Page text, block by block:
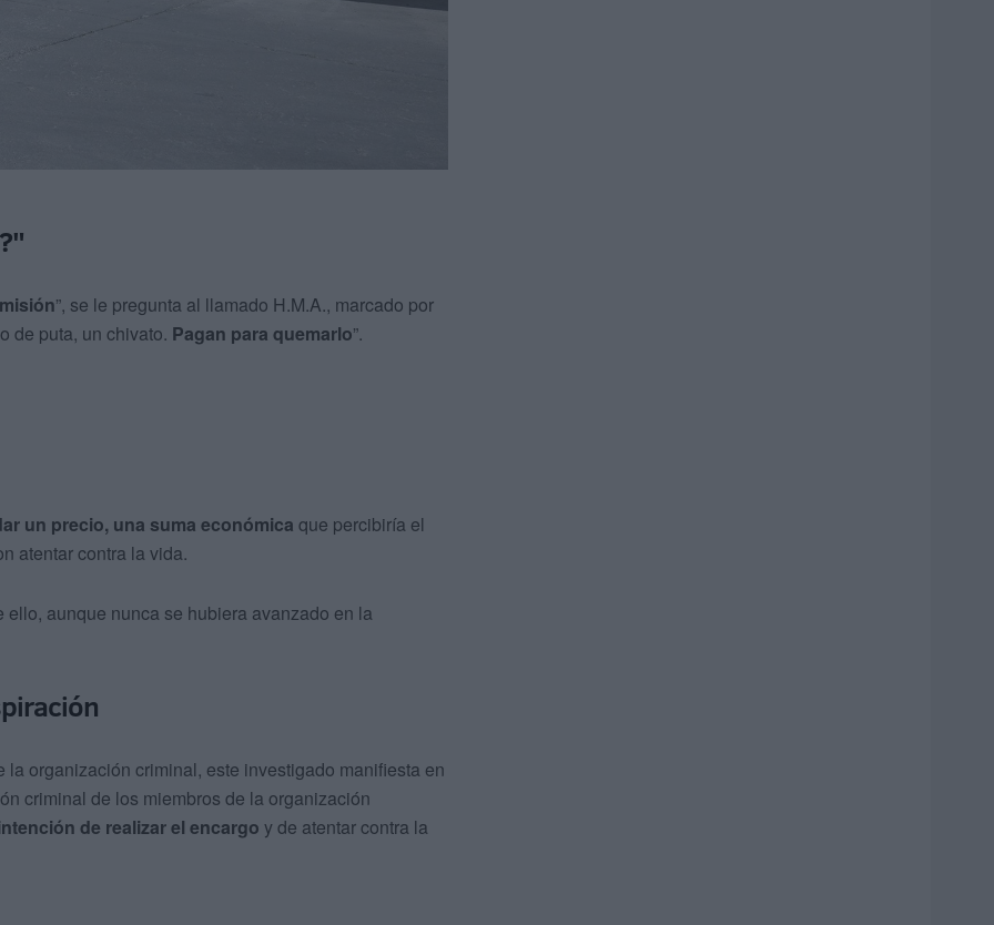
”, se le pregunta al llamado H.M.A., marcado por
de puta, un chivato. Pagan para quemarlo”.
un precio, una suma económica que percibiría el
atentar contra la vida.
aunque nunca se hubiera avanzado en la
organización criminal, este investigado manifiesta en
criminal de los miembros de la organización
de realizar el encargo y de atentar contra la